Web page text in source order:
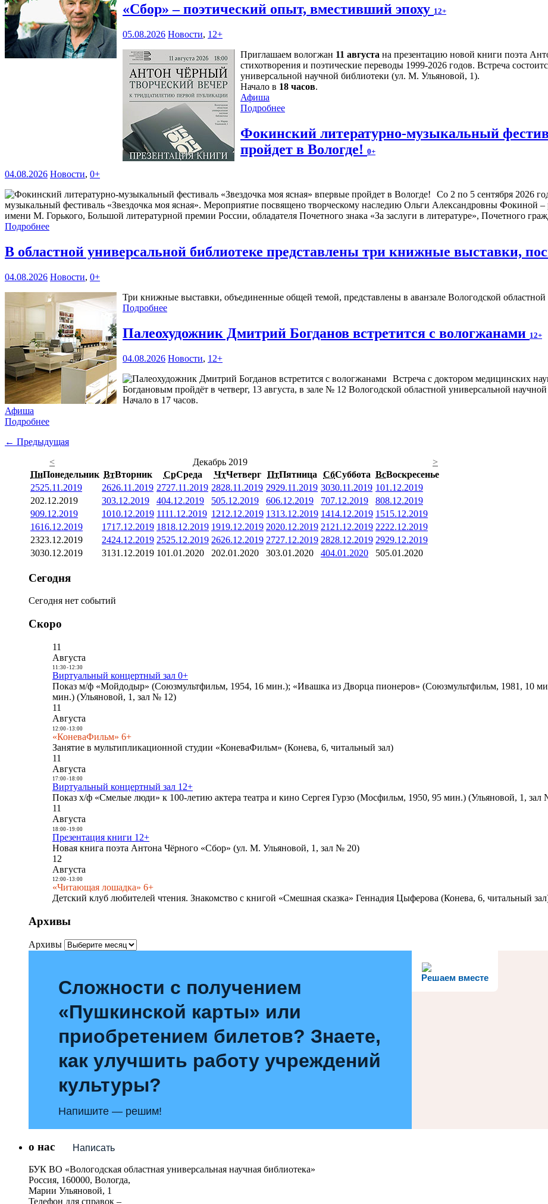
«Сбор» – поэтический опыт, вместивший эпоху 12+
05.08.2026 Новости, 12+
Приглашаем вологжан 11 августа на презентацию новой книги поэта
стихотворения и поэтические переводы 1999-2026 годов. Встреча
универсальной научной библиотеки (ул. М. Ульяновой, 1).
Начало в 18 часов.
Афиша
Подробнее
Фокинский литературно-музыкальный
пройдет в Вологде! 0+
04.08.2026 Новости, 0+
Со 2 по 5 сентября 2026
музыкальный фестиваль «Звездочка моя ясная». Мероприятие посвящено творческому наследию Ольги Александровны Фокиной
имени М. Горького, Большой литературной премии России, обладателя Почетного знака «За заслуги в литературе», Почетного
Подробнее
В областной универсальной библиотеке представлены три книжные выставки,
04.08.2026 Новости, 0+
Три книжные выставки, объединенные общей темой, представлены в аванзале Вологодской
Подробнее
Палеохудожник Дмитрий Богданов встретится с вологжанами 12+
04.08.2026 Новости, 12+
Встреча с доктором медицинских
Богдановым пройдёт в четверг, 13 августа, в зале № 12 Вологодской областной универсальной
Начало в 17 часов.
Афиша
Подробнее
← Предыдущая
<
Декабрь 2019
>
ПнПонедельник ВтВторник СрСреда ЧтЧетверг ПтПятница СбСуббота ВсВоскресенье
2525.11.2019 2626.11.2019 2727.11.2019 2828.11.2019 2929.11.2019 3030.11.2019 101.12.2019
202.12.2019 303.12.2019 404.12.2019 505.12.2019 606.12.2019 707.12.2019 808.12.2019
909.12.2019 1010.12.2019 1111.12.2019 1212.12.2019 1313.12.2019 1414.12.2019 1515.12.2019
1616.12.2019 1717.12.2019 1818.12.2019 1919.12.2019 2020.12.2019 21 21.12.2019 2222.12.2019
2323.12.2019 2424.12.2019 2525.12.2019 2626.12.2019 2727.12.2019 2828.12.2019 2929.12.2019
3030.12.2019 3131.12.2019 101.01.2020 202.01.2020 303.01.2020 404.01.2020 505.01.2020
Сегодня
Сегодня нет событий
Скоро
11
Августа
11:30- 12:30
Виртуальный концертный зал 0+
Показ м/ф «Мойдодыр» (Союзмультфильм, 1954, 16 мин.); «Ивашка из Дворца пионеров» (Союзмультфильм, 1981, 10
мин.) (Ульяновой, 1, зал № 12)
11
Августа
12:00- 13:00
«КоневаФильм» 6+
Занятие в мультипликационной студии «КоневаФильм» (Конева, 6, читальный зал)
11
Августа
17:00- 18:00
Виртуальный концертный зал 12+
Показ х/ф «Смелые люди» к 100-летию актера театра и кино Сергея Гурзо (Мосфильм, 1950, 95 мин.) (Ульяновой, 1, зал
11
Августа
18:00- 19:00
Презентация книги 12+
Новая книга поэта Антона Чёрного «Сбор» (ул. М. Ульяновой, 1, зал № 20)
12
Августа
12:00- 13:00
«Читающая лошадка» 6+
Детский клуб любителей чтения. Знакомство с книгой «Смешная сказка» Геннадия Цыферова (Конева, 6, читальный
Архивы
Архивы
Решаем вместе
Сложности с получением
«Пушкинской карты» или
приобретением билетов? Знаете,
как улучшить работу учреждений
культуры?
Напишите — решим!
Написать
о нас
БУК ВО «Вологодская областная универсальная научная библиотека»
Россия, 160000, Вологда,
Марии Ульяновой, 1
Телефон для справок –